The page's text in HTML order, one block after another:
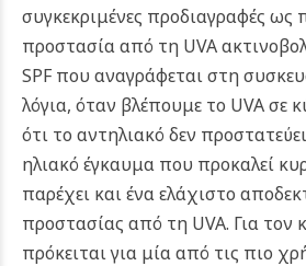
συγκεκριμένες προδιαγραφές ως
προστασία από τη UVA
SPF που αναγράφεται στη
λόγια, όταν βλέπουμε το UVA σε
ότι το αντηλιακό δεν
ηλιακό έγκαυμα που προκαλεί
παρέχει και ένα ελάχιστο
προστασίας από τη UVA. Για τον
πρόκειται για μία από τις πιο